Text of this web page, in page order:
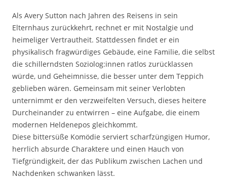
Als Avery Sutton nach Jahren des Reisens in sein
Elternhaus zurückkehrt, rechnet er mit Nostalgie und
heimeliger Vertrautheit. Stattdessen findet er ein
physikalisch fragwürdiges Gebäude, eine Familie, die selbst
die schillerndsten Soziolog:innen ratlos zurücklassen
würde, und Geheimnisse, die besser unter dem Teppich
geblieben wären. Gemeinsam mit seiner Verlobten
unternimmt er den verzweifelten Versuch, dieses heitere
Durcheinander zu entwirren – eine Aufgabe, die einem
modernen Heldenepos gleichkommt.
Diese bittersüße Komödie serviert scharfzüngigen Humor,
herrlich absurde Charaktere und einen Hauch von
Tiefgründigkeit, der das Publikum zwischen Lachen und
Nachdenken schwanken lässt.